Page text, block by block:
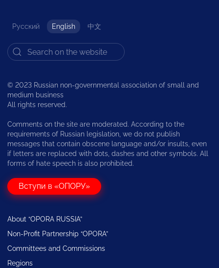
Русский English 中文
© 2023 Russian non-governmental association of small and
medium business
All rights reserved.
Comments on the site are moderated. According to the
requirements of Russian legislation, we do not publish
messages that contain obscene language and/or insults, even
if letters are replaced with dots, dashes and other symbols. All
forms of hate speech is also prohibited.
Вступи в «ОПОРУ»
About “OPORA RUSSIA”
Non-Profit Partnership “OPORA”
Committees and Commissions
Regions